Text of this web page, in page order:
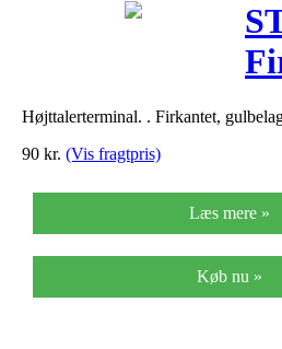
Højttalerterminal. . Firkantet,
90 kr. (Vis fragtpris)
Læs mere »
Køb nu »